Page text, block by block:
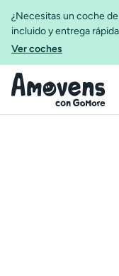
¿Necesitas un coche
incluido y entrega
Ver coches